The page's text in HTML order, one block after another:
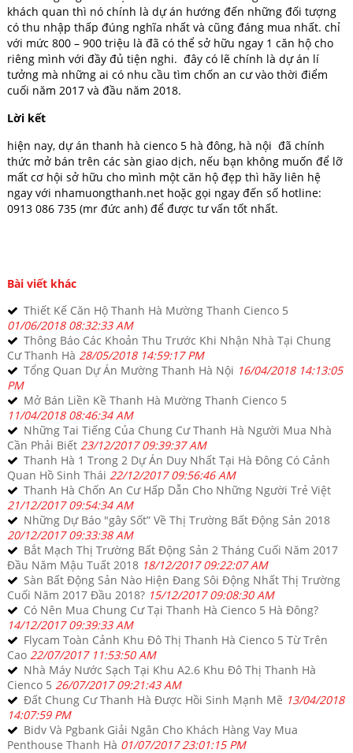
khách quan thì nó chính là dự án hướng đến những đối tượng
có thu nhập thấp đúng nghĩa nhất và cũng đáng mua nhất. chỉ
với mức 800 – 900 triệu là đã có thể sở hữu ngay 1 căn hộ cho
riêng mình với đầy đủ tiện nghi. đây có lẽ chính là dự án lí
tưởng mà những ai có nhu cầu tìm chốn an cư vào thời điểm
cuối năm 2017 và đầu năm 2018.
Lời kết
hiện nay, dự án thanh hà cienco 5 hà đông, hà nội đã chính
thức mở bán trên các sàn giao dịch, nếu bạn không muốn để lỡ
mất cơ hội sở hữu cho mình một căn hộ đẹp thì hãy liên hệ
ngay với nhamuongthanh.net hoặc gọi ngay đến số hotline:
0913 086 735 (mr đức anh) để được tư vấn tốt nhất.
Bài viết khác
Thiết Kế Căn Hộ Thanh Hà Mường Thanh Cienco 5
01/06/2018 08:32:33 AM
Thông Báo Các Khoản Thu Trước Khi Nhận Nhà Tại Chung
Cư Thanh Hà 28/05/2018 14:59:17 PM
Tổng Quan Dự Án Mường Thanh Hà Nội 16/04/2018 14:13:05
PM
Mở Bán Liền Kề Thanh Hà Mường Thanh Cienco 5
11/04/2018 08:46:34 AM
Những Tai Tiếng Của Chung Cư Thanh Hà Người Mua Nhà
Cần Phải Biết 23/12/2017 09:39:37 AM
Thanh Hà 1 Trong 2 Dự Án Duy Nhất Tại Hà Đông Có Cảnh
Quan Hồ Sinh Thái 22/12/2017 09:56:46 AM
Thanh Hà Chốn An Cư Hấp Dẫn Cho Những Người Trẻ Việt
21/12/2017 09:54:34 AM
Những Dự Báo "gây Sốt” Về Thị Trường Bất Động Sản 2018
20/12/2017 09:33:38 AM
Bắt Mạch Thị Trường Bất Động Sản 2 Tháng Cuối Năm 2017
Đầu Năm Mậu Tuất 2018 18/12/2017 09:22:07 AM
Sàn Bất Động Sản Nào Hiện Đang Sôi Động Nhất Thị Trường
Cuối Năm 2017 Đầu 2018? 15/12/2017 09:08:30 AM
Có Nên Mua Chung Cư Tại Thanh Hà Cienco 5 Hà Đông?
14/12/2017 09:39:33 AM
Flycam Toàn Cảnh Khu Đô Thị Thanh Hà Cienco 5 Từ Trên
Cao 22/07/2017 11:53:50 AM
Nhà Máy Nước Sạch Tại Khu A2.6 Khu Đô Thị Thanh Hà
Cienco 5 26/07/2017 09:21:43 AM
Đất Chung Cư Thanh Hà Được Hồi Sinh Mạnh Mẽ 13/04/2018
14:07:59 PM
Bidv Và Pgbank Giải Ngân Cho Khách Hàng Vay Mua
Penthouse Thanh Hà 01/07/2017 23:01:15 PM